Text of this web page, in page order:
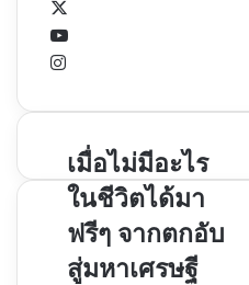
YouTube
Instagram
เมื่อ
ไม่มี
อะไร
ใน
ชีวิต
เมื่อไม่มีอะไร
ในชีวิตได้มา
ฟรีๆ จากตกอับ
สู่มหาเศรษฐี